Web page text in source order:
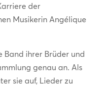
der
Musikerin Angélique
Band ihrer Brüder und
genau an. Als
sie auf, Lieder zu